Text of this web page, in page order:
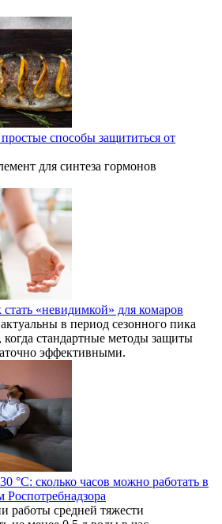
способы защититься от
для синтеза гормонов
«невидимкой» для комаров
в период сезонного пика
стандартные методы защиты
эффективными.
°C: сколько часов можно работать в
работы средней тяжести